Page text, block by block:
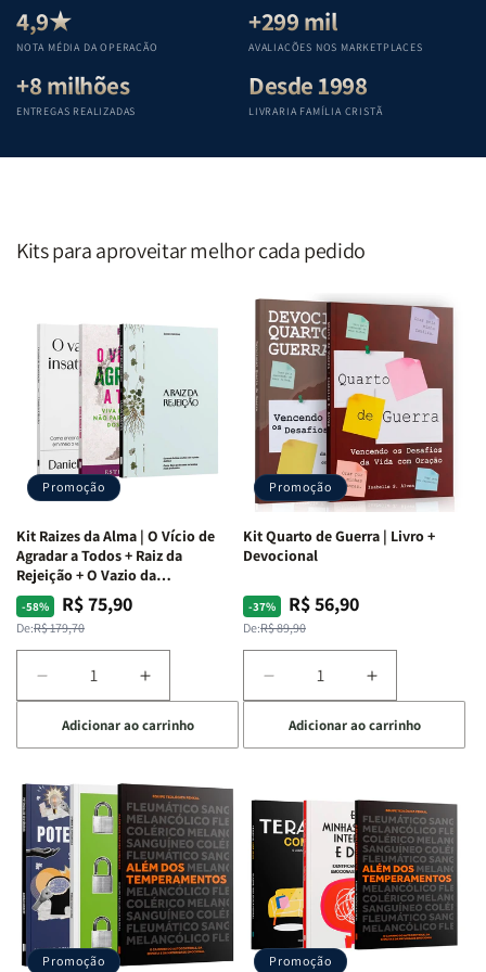
Teológica
Penkal
Penkal
Teológica
Penkal
4,9★
NOTA MÉDIA DA OPERAÇÃO
+299 mil
AVALIAÇÕES NOS MARKETPLACES
+8 milhões
ENTREGAS REALIZADAS
Desde 1998
LIVRARIA FAMÍLIA CRISTÃ
Kits para aproveitar melhor cada pedido
Promoção
Kit Raizes da Alma | O Vício de
Agradar a Todos + Raiz da
Rejeição + O Vazio da
Insatisfação.
-58%
Preço
normal
De:R$ 179,70
Preço
promocional
R$ 75,90
Diminuir
a
quantidade
de
Raizes
da
Alma
|
O
Vício
Agradar
Aumentar
a
quantidade
de
Raizes
da
Alma
|
O
Vício
de
Agradar
Adicionar ao carrinho
Promoção
Kit Quarto de Guerra | Livro +
Devocional
-37%
Preço
normal
De:R$ 89,90
Preço
promocional
R$ 56,90
Diminuir
a
quantidade
de
Quarto
de
Guerra
Livro
+
Devocional
Aumentar
a
quantidade
de
Quarto
de
Guerra
|
Livro
+
Devocional
Adicionar ao carrinho
Promoção Promoção